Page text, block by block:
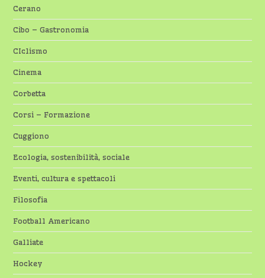
Cerano
Cibo – Gastronomia
CIclismo
Cinema
Corbetta
Corsi – Formazione
Cuggiono
Ecologia, sostenibilità, sociale
Eventi, cultura e spettacoli
Filosofia
Football Americano
Galliate
Hockey